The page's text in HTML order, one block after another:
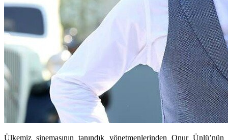
Ülkemiz sinemasının tanındık yönetmenlerinden Onur Ünlü’nün